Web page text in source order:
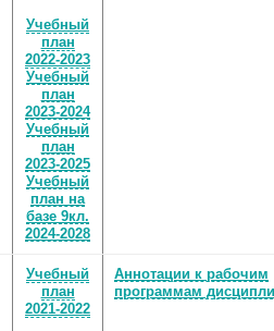
Учебный
план
2022-2023
Учебный
план
2023-2024
Учебный
план
2023-2025
Учебный
план на
базе 9кл.
2024-2028
Учебный
план
2021-2022
Аннотации к рабочим
программам